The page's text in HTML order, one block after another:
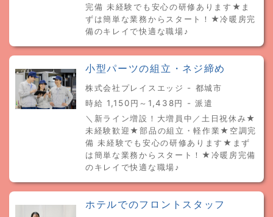
完備 未経験でも安心の研修あります★ま
ずは簡単な業務からスタート！★冷暖房完
備のキレイで快適な職場♪
小型パーツの組立・ネジ締め
株式会社プレイスエッジ - 都城市
時給 1,150円～1,438円 - 派遣
＼新ライン増設！大増員中／土日祝休み★
未経験歓迎★部品の組立・軽作業★空調完
備 未経験でも安心の研修あります★まず
は簡単な業務からスタート！★冷暖房完備
のキレイで快適な職場♪
ホテルでのフロントスタッフ